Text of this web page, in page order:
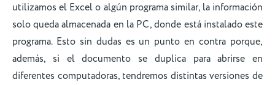
utilizamos el Excel o algún programa similar, la información
solo queda almacenada en la PC, donde está instalado este
programa. Esto sin dudas es un punto en contra porque,
además, si el documento se duplica para abrirse en
diferentes computadoras, tendremos distintas versiones de